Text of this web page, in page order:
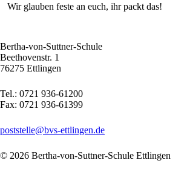
Wir glauben feste an euch, ihr packt das!
Bertha-von-Suttner-Schule
Beethovenstr. 1
76275 Ettlingen
Tel.: 0721 936-61200
Fax: 0721 936-61399
poststelle@bvs-ettlingen.de
© 2026 Bertha-von-Suttner-Schule Ettlingen